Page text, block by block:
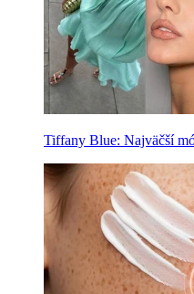
Tiffany Blue: Najväčší